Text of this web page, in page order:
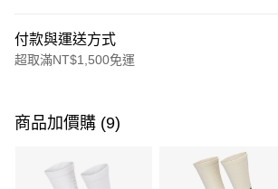
付款與運送方式
超取滿NT$1,500免運
信用卡一次付款
3 期 0 利率 每期
商品加價購 (9)